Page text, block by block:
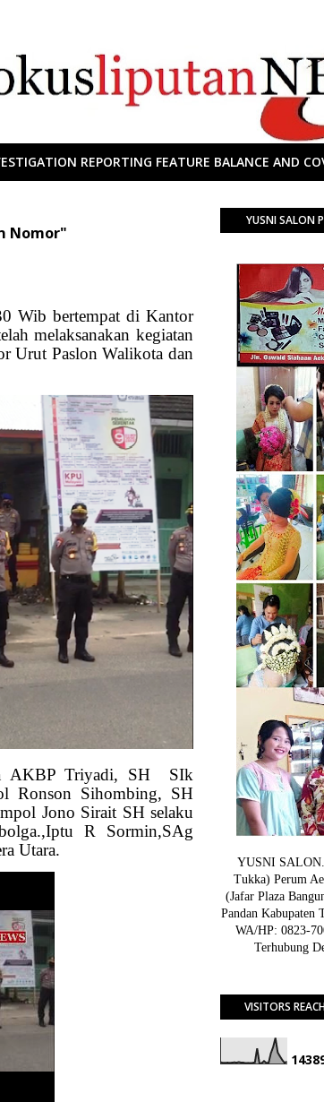
REPORTING FEATURE BALANCE AND
Nomor"
Wib bertempat di Kantor
melaksanakan kegiatan
Urut Paslon Walikota dan
AKBP Triyadi, SH
SIk
Ronson Sihombing, SH
Jono Sirait SH selaku
R Sormin,SAg
Utara.
YUSNI SALON
YUSNI
Tukka) Perum
(Jafar Plaza
Pandan Kabupaten
WA/HP: 0823-
Terhubung
VISITORS
1438